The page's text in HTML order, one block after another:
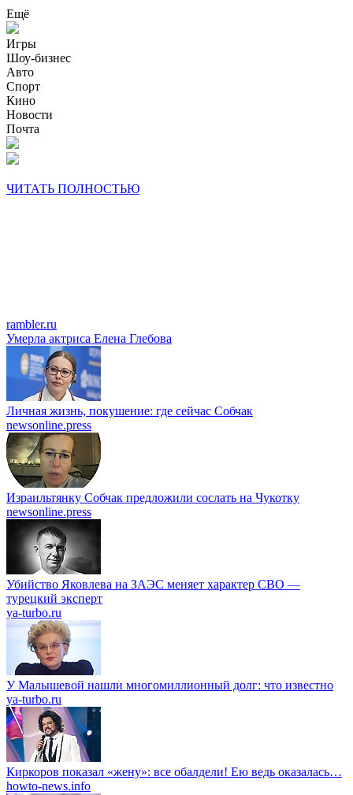
Ещё
Игры
Шоу-бизнес
Авто
Спорт
Кино
Новости
Почта
ЧИТАТЬ ПОЛНОСТЬЮ
rambler.ru
Умерла актриса Елена Глебова
Личная жизнь, покушение: где сейчас Собчак
newsonline.press
Израильтянку Собчак предложили сослать на Чукотку
newsonline.press
Убийство Яковлева на ЗАЭС меняет характер СВО —
турецкий эксперт
ya-turbo.ru
У Малышевой нашли многомиллионный долг: что известно
ya-turbo.ru
Киркоров показал «жену»: все обалдели! Ею ведь оказалась…
howto-news.info